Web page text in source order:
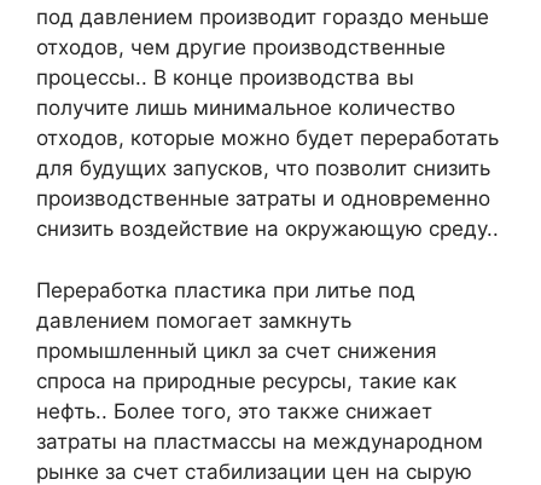
под давлением производит гораздо меньше
отходов, чем другие производственные
процессы.. В конце производства вы
получите лишь минимальное количество
отходов, которые можно будет переработать
для будущих запусков, что позволит снизить
производственные затраты и одновременно
снизить воздействие на окружающую среду..
Переработка пластика при литье под
давлением помогает замкнуть
промышленный цикл за счет снижения
спроса на природные ресурсы, такие как
нефть.. Более того, это также снижает
затраты на пластмассы на международном
рынке за счет стабилизации цен на сырую